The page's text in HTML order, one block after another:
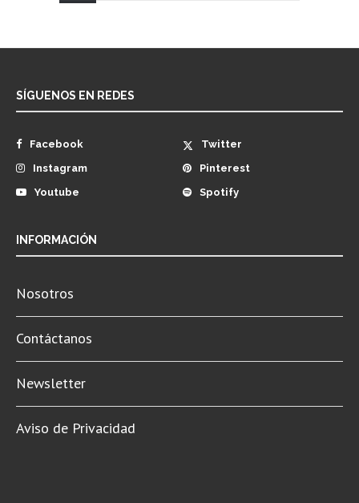
SÍGUENOS EN REDES
Facebook
Twitter
Instagram
Pinterest
Youtube
Spotify
INFORMACIÓN
Nosotros
Contáctanos
Newsletter
Aviso de Privacidad